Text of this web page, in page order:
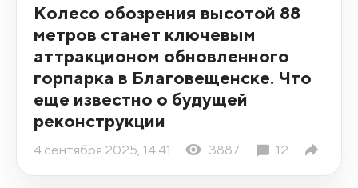
Колесо обозрения высотой 88
метров станет ключевым
аттракционом обновленного
горпарка в Благовещенске. Что
еще известно о будущей
реконструкции
4 сентября 2025, 14:41 3887 12